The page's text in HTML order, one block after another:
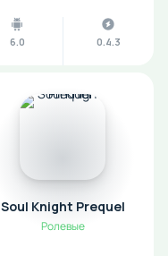
6.0 0.4.3
Soul Knight Prequel
Ролевые